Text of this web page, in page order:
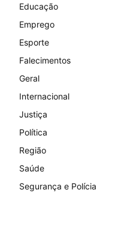
Educação
Emprego
Esporte
Falecimentos
Geral
Internacional
Justiça
Política
Região
Saúde
Segurança e Polícia